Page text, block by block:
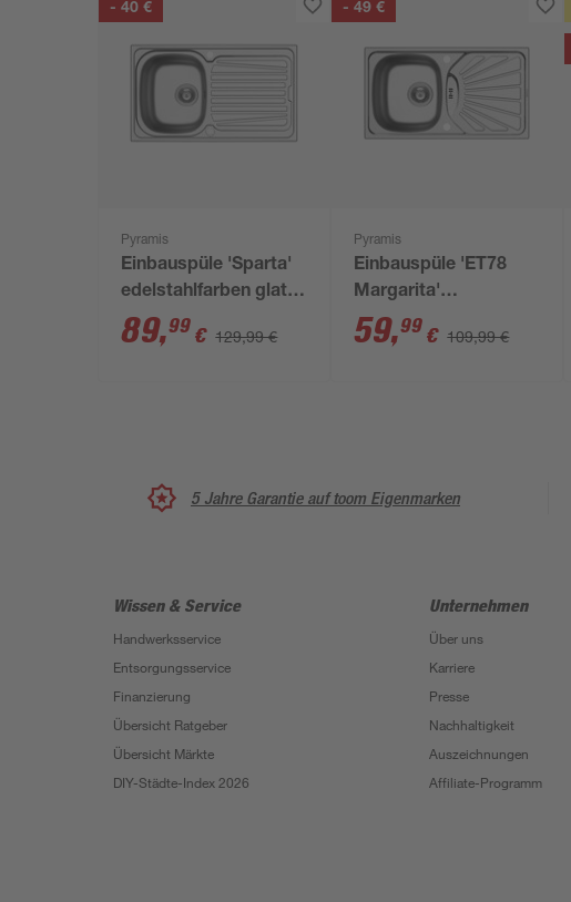
- 40 €
Pyramis
Einbauspüle 'Sparta'
edelstahlfarben glatt
86 x 50 cm
89,99 € 129,99 €
- 49 €
Pyramis
Einbauspüle 'ET78
Margarita'
edelstahlfarben glatt
780 x 435 mm
59,99 € 109,99 €
5 Jahre Garantie auf toom Eigenmarken
Wissen & Service
Handwerksservice
Entsorgungsservice
Finanzierung
Übersicht Ratgeber
Übersicht Märkte
DIY-Städte-Index 2026
Unternehmen
Über uns
Karriere
Presse
Nachhaltigkeit
Auszeichnungen
Affiliate-Programm